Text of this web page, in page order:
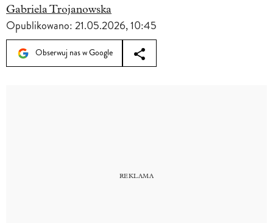
Gabriela Trojanowska
Opublikowano:21.05.2026, 10:45
Obserwuj nas w Google